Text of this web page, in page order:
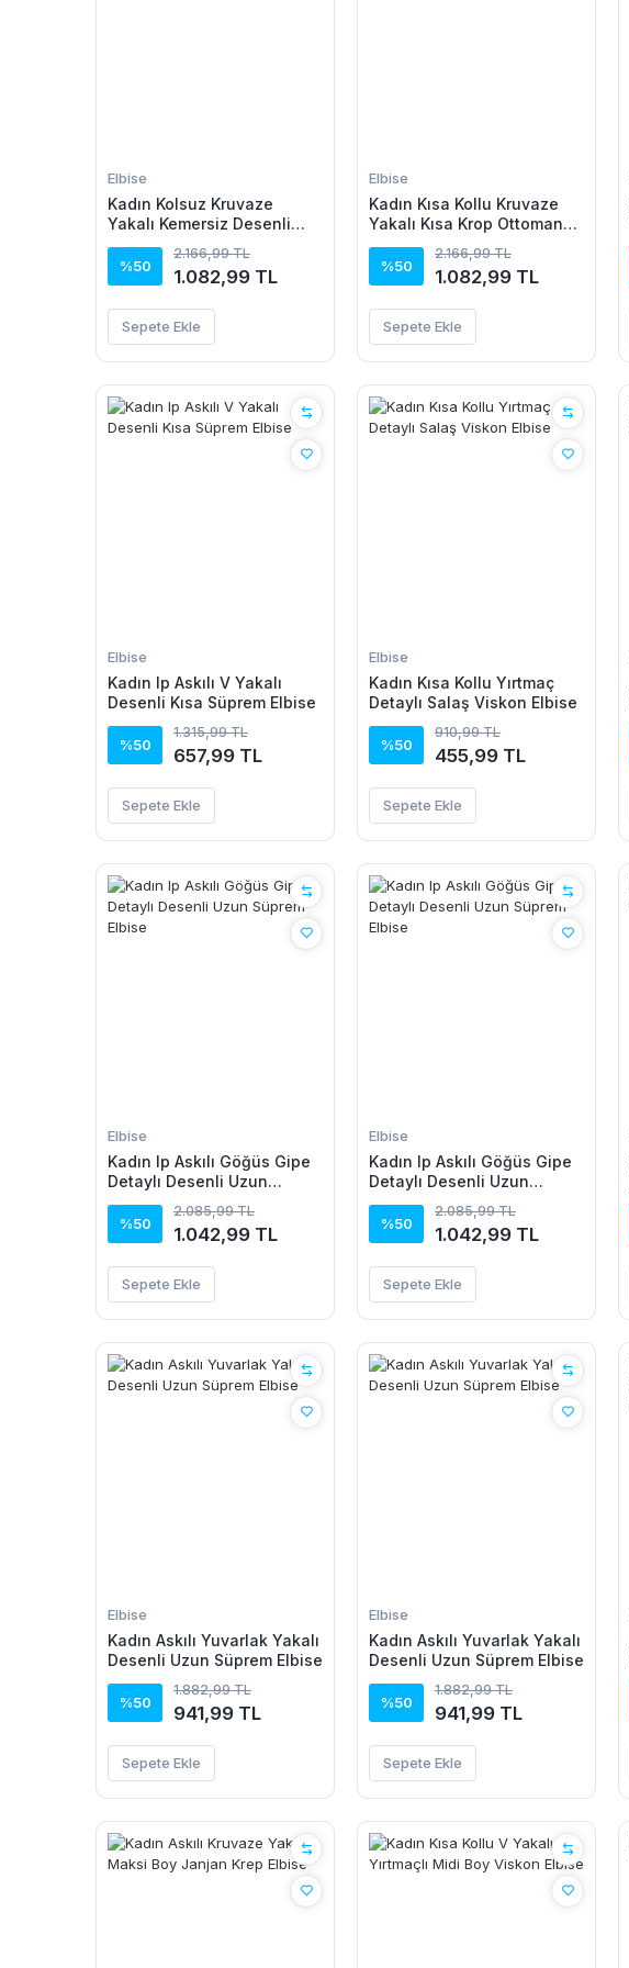
Elbise
Kadın Kolsuz Kruvaze
Yakalı Kemersiz Desenli
Uzun Süprem Elbise
%50
2.166,99 TL
1.082,99 TL
Sepete Ekle
Elbise
Kadın Kısa Kollu Kruvaze
Yakalı Kısa Krop Ottoman
Bluz Ve Midi Etek Ikili Takım
%50
2.166,99 TL
1.082,99 TL
Sepete Ekle
Elbise
Kadın Ip Askılı V Yakalı
Desenli Kısa Süprem Elbise
%50
1.315,99 TL
657,99 TL
Sepete Ekle
Elbise
Kadın Kısa Kollu Yırtmaç
Detaylı Salaş Viskon Elbise
%50
910,99 TL
455,99 TL
Sepete Ekle
Elbise
Kadın Ip Askılı Göğüs Gipe
Detaylı Desenli Uzun
Süprem Elbise
%50
2.085,99 TL
1.042,99 TL
Sepete Ekle
Elbise
Kadın Ip Askılı Göğüs Gipe
Detaylı Desenli Uzun
Süprem Elbise
%50
2.085,99 TL
1.042,99 TL
Sepete Ekle
Elbise
Kadın Askılı Yuvarlak Yakalı
Desenli Uzun Süprem Elbise
%50
1.882,99 TL
941,99 TL
Sepete Ekle
Elbise
Kadın Askılı Yuvarlak Yakalı
Desenli Uzun Süprem Elbise
%50
1.882,99 TL
941,99 TL
Sepete Ekle